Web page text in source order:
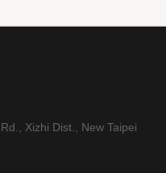
Xizhi Dist., New Taipei